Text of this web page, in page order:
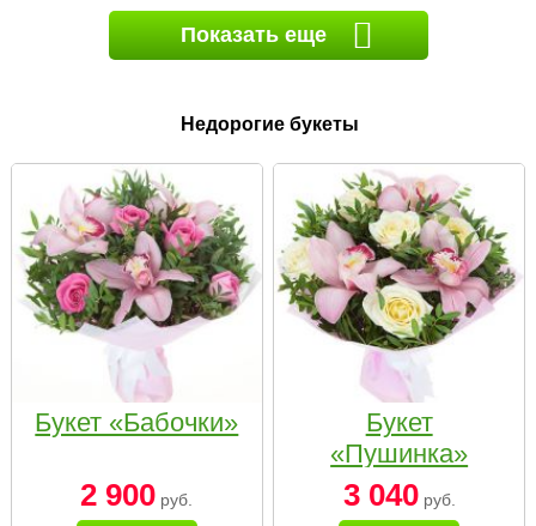
Показать еще
Недорогие букеты
Букет «Бабочки»
2 900 руб.
Букет
«Пушинка»
3 040руб.